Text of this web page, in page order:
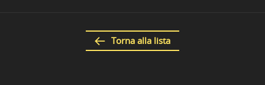
Torna alla lista